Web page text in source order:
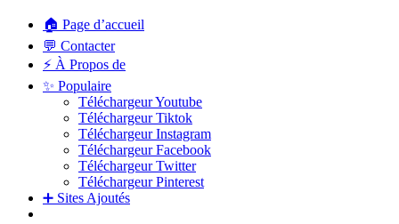
🏠 Page d’accueil
💬 Contacter
⚡ À Propos de
✨ Populaire
Téléchargeur Youtube
Téléchargeur Tiktok
Téléchargeur Instagram
Téléchargeur Facebook
Téléchargeur Twitter
Téléchargeur Pinterest
➕ Sites Ajoutés